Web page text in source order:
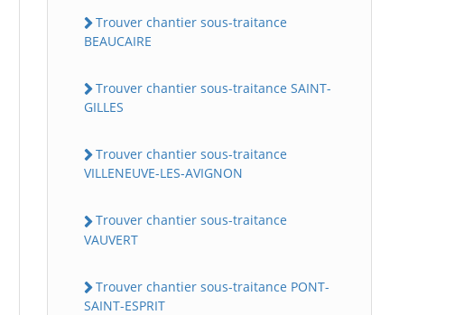
Trouver chantier sous-traitance
BEAUCAIRE
Trouver chantier sous-traitance SAINT-
GILLES
Trouver chantier sous-traitance
VILLENEUVE-LES-AVIGNON
Trouver chantier sous-traitance
VAUVERT
Trouver chantier sous-traitance PONT-
SAINT-ESPRIT